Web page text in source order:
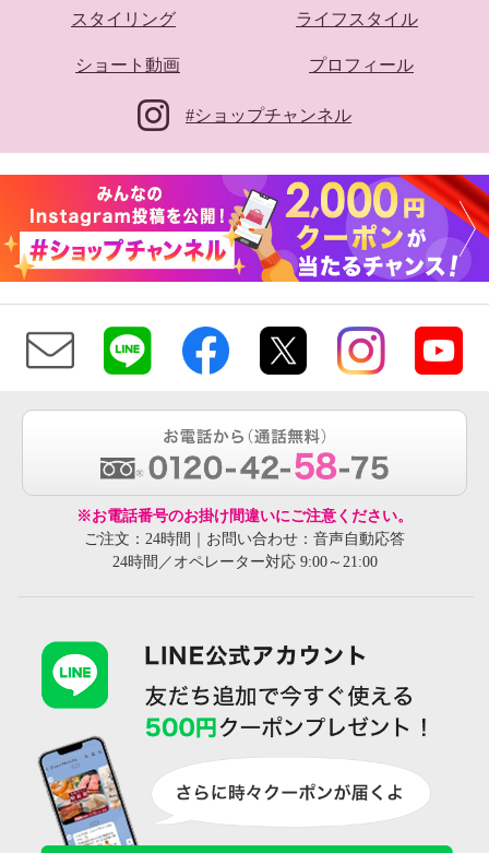
スタイリング ライフスタイル
ショート動画 プロフィール
#ショップチャンネル
※お電話番号のお掛け間違いにご注意ください。
ご注文：24時間｜お問い合わせ：音声自動応答
24時間／オペレーター対応 9:00～21:00